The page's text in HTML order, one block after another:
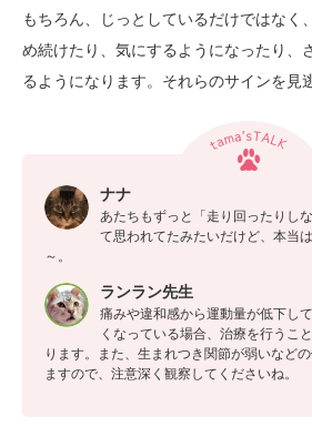
もちろん、じっとしているだけではなく
め続けたり、気にするようになったり、
るようになります。それらのサインを見
ナナ
あたちもずっと「走り回ったりし
て思われてたみたいだけど、本当
～。
ランラン先生
痛みや違和感から運動量が低下し
くなっている場合、治療を行うこ
ります。また、生まれつき関節が弱いなど
ますので、注意深く観察してくださいね。